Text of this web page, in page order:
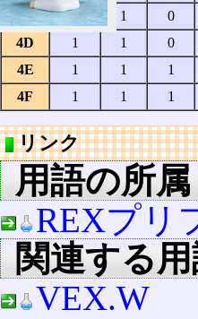
4C
1 1 0
4D
1 1 0
4E
1 1 1
4F
1 1 1
リンク
用語の所属
REXプリ
関連する
VEX.W